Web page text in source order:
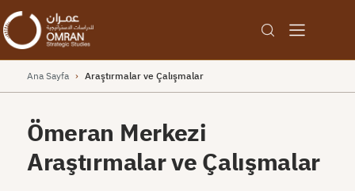
Ana Sayfa › Araştırmalar ve Çalışmalar
Ömeran Merkezi
Araştırmalar ve Çalışmalar